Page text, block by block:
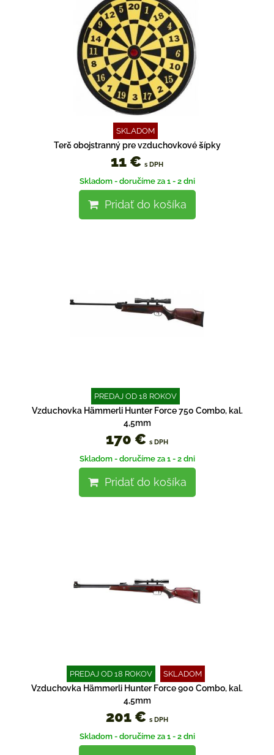
SKLADOM
Terč obojstranný pre vzduchovkové šípky
11 € s DPH
Skladom - doručíme za 1 - 2 dni
Pridať do košíka
PREDAJ OD 18 ROKOV
Vzduchovka Hämmerli Hunter Force 750 Combo, kal.
4,5mm
170 € s DPH
Skladom - doručíme za 1 - 2 dni
Pridať do košíka
PREDAJ OD 18 ROKOV SKLADOM
Vzduchovka Hämmerli Hunter Force 900 Combo, kal.
4,5mm
201 € s DPH
Skladom - doručíme za 1 - 2 dni